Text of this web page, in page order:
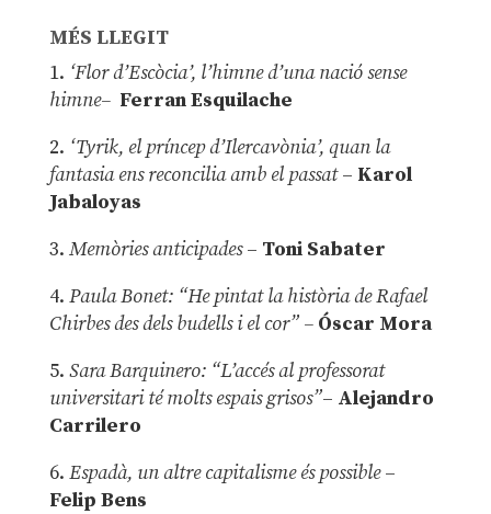
MÉS LLEGIT
1. ‘Flor d’Escòcia’, l’himne d’una nació sense
himne– Ferran Esquilache
2. ‘Tyrik, el príncep d’Ilercavònia’, quan la
fantasia ens reconcilia amb el passat– Karol
Jabaloyas
3. Memòries anticipades– Toni Sabater
4. Paula Bonet: “He pintat la història de Rafael
Chirbes des dels budells i el cor” –Óscar Mora
5. Sara Barquinero: “L’accés al professorat
universitari té molts espais grisos”– Alejandro
Carrilero
6. Espadà, un altre capitalisme és possible –
Felip Bens